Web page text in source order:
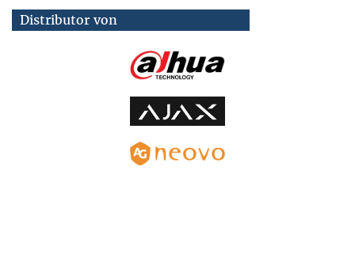
Distributor von